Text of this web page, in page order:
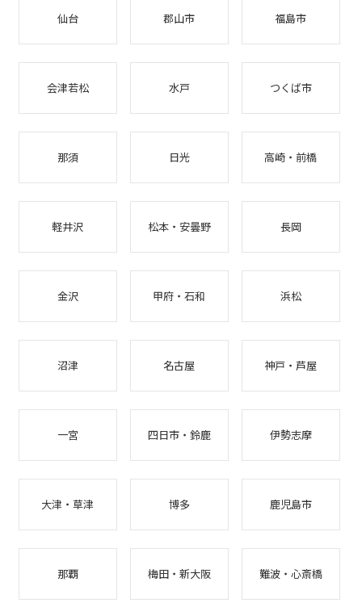
仙台 郡山市 福島市
会津若松 水戸 つくば市
那須 日光 高崎・前橋
軽井沢 松本・安曇野 長岡
金沢 甲府・石和 浜松
沼津 名古屋 神戸・芦屋
一宮 四日市・鈴鹿 伊勢志摩
大津・草津 博多 鹿児島市
那覇 梅田・新大阪 難波・心斎橋